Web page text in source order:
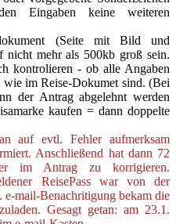
Eingaben keine weiteren
(Seite mit Bild und
nicht mehr als 500kb groß sein.
kontrolieren - ob alle Angaben
wie im Reise-Dokumet sind. (Bei
der Antrag abgelehnt werden
kaufen = dann doppelte
auf evtl. Fehler aufmerksam
Anschließend hat dann 72
im Antrag zu korrigieren.
ReisePass war von der
mail-Benachritigung bekam die
Gesagt getan: am 23.1.